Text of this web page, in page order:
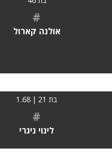
#
אולנה קארול
בת 21 | 1.68
#
לינוי ניגרי